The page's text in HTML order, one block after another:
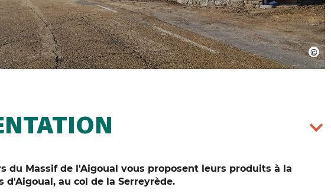
du Massif de l'Aigoual vous proposent leurs produits à la
d'Aigoual, au col de la Serreyrède.